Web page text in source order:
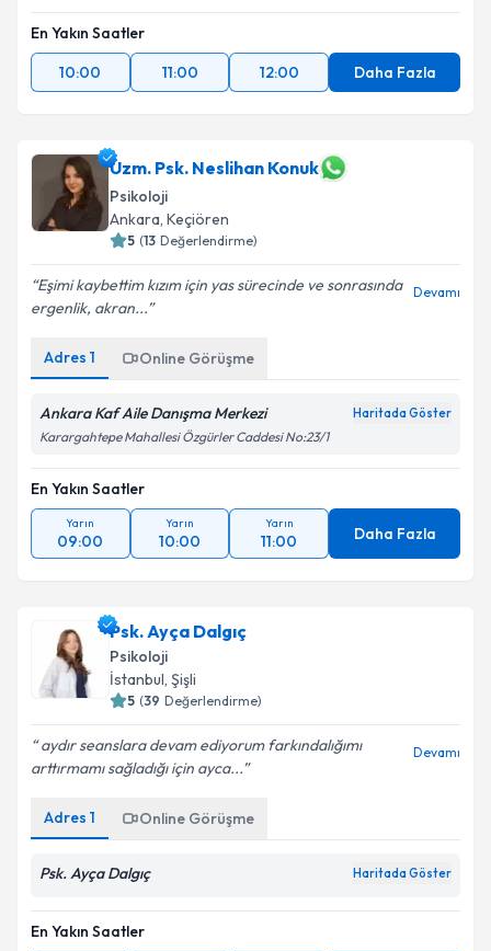
En Yakın Saatler
10:00
11:00 12:00 Daha Fazla
Uzm. Psk. Neslihan Konuk
Psikoloji
Ankara, Keçiören
5 (13 Değerlendirme)
Eşimi kaybettim kızım için yas sürecinde ve sonrasında
ergenlik, akran...
Devamı
Adres 1 Online Görüşme
Ankara Kaf Aile Danışma Merkezi Haritada Göster
Karargahtepe Mahallesi Özgürler Caddesi No:23/1
En Yakın Saatler
Yarın
09:00
Yarın
10:00
Yarın
11:00 Daha Fazla
Psk. Ayça Dalgıç
Psikoloji
İstanbul, Şişli
5 (39 Değerlendirme)
aydır seanslara devam ediyorum farkındalığımı
arttırmamı sağladığı için ayca...
Devamı
Adres 1 Online Görüşme
Psk. Ayça Dalgıç Haritada Göster
En Yakın Saatler